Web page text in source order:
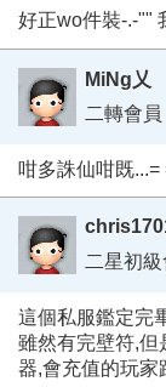
好正wo件裝-.-""
MiNg乂
二轉會員
咁多誅仙咁既...=
二星初級
這個私服鑑定完
雖然有完壁符,但
器,會充值的玩家